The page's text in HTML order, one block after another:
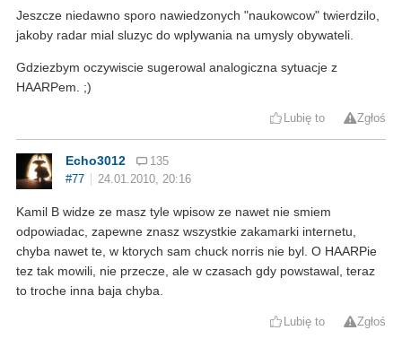
Jeszcze niedawno sporo nawiedzonych "naukowcow" twierdzilo,
jakoby radar mial sluzyc do wplywania na umysly obywateli.
Gdziezbym oczywiscie sugerowal analogiczna sytuacje z
HAARPem. ;)
Lubię to Zgłoś
Echo3012
135
#77
24.01.2010, 20:16
Kamil B widze ze masz tyle wpisow ze nawet nie smiem
odpowiadac, zapewne znasz wszystkie zakamarki internetu,
chyba nawet te, w ktorych sam chuck norris nie byl. O HAARPie
tez tak mowili, nie przecze, ale w czasach gdy powstawal, teraz
to troche inna baja chyba.
Lubię to Zgłoś